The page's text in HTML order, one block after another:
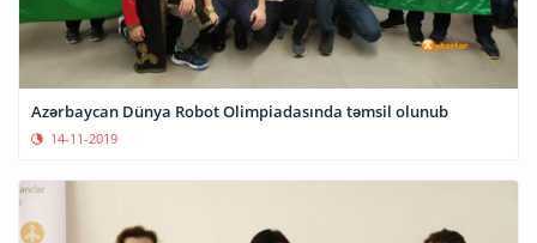
Azərbaycan Dünya Robot Olimpiadasında təmsil olunub
14-11-2019